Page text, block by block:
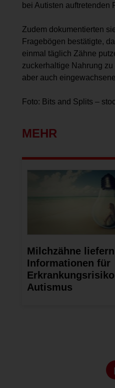
bei Autisten auftretenden
Zudem dokumentierten
Fragebögen bestätigte,
einmal täglich Zähne
zuckerhaltige Nahrung
aber auch
Foto: Bits and Splits –
MEHR
Milchzähne liefern
Informationen für
Autismus